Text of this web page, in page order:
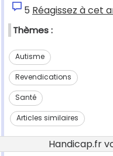
5 Réagissez à cet
Thèmes :
Autisme
Revendications
Santé
Articles similaires
Handicap.fr